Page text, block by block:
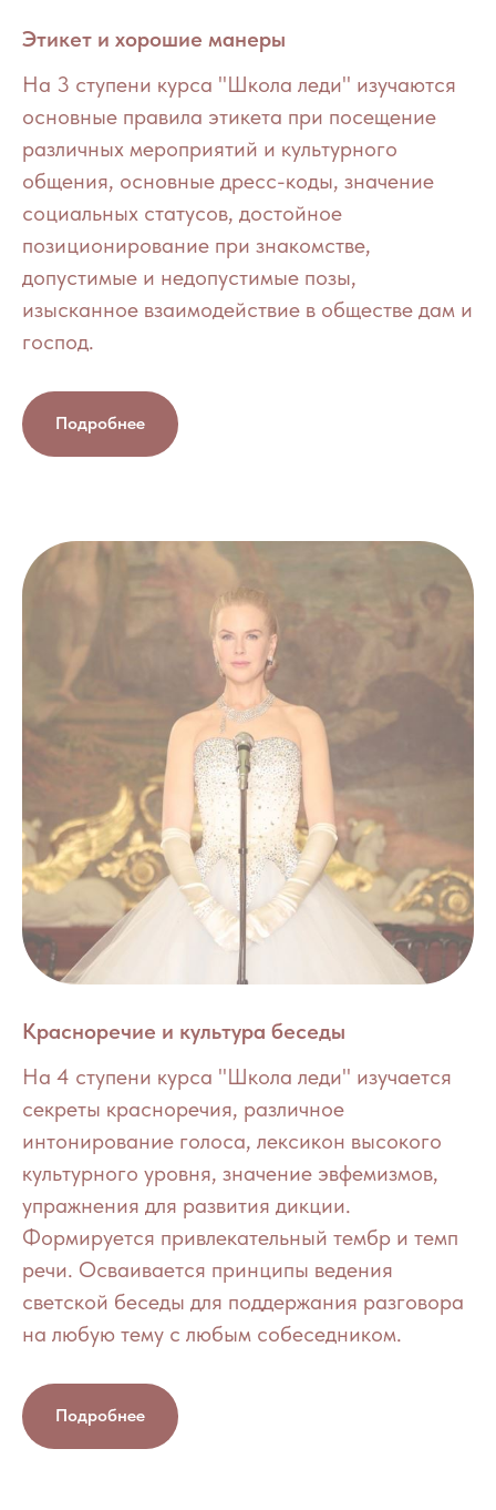
Этикет и хорошие манеры
На 3 ступени курса "Школа леди" изучаются
основные правила этикета при посещение
различных мероприятий и культурного
общения, основные дресс-коды, значение
социальных статусов, достойное
позиционирование при знакомстве,
допустимые и недопустимые позы,
изысканное взаимодействие в обществе дам и
господ.
Подробнее
Красноречие и культура беседы
На 4 ступени курса "Школа леди" изучается
секреты красноречия, различное
интонирование голоса, лексикон высокого
культурного уровня, значение эвфемизмов,
упражнения для развития дикции.
Формируется привлекательный тембр и темп
речи. Осваивается принципы ведения
светской беседы для поддержания разговора
на любую тему с любым собеседником.
Подробнее